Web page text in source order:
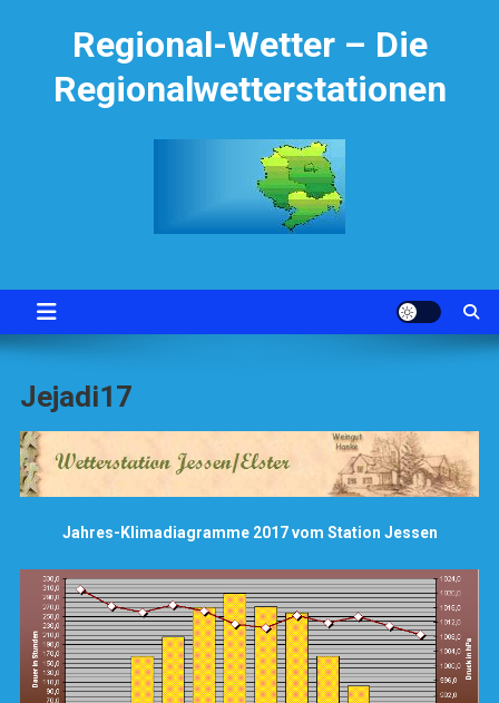
Regional-Wetter – Die
Regionalwetterstationen
Jejadi17
Jahres-Klimadiagramme 2017 vom Station Jessen